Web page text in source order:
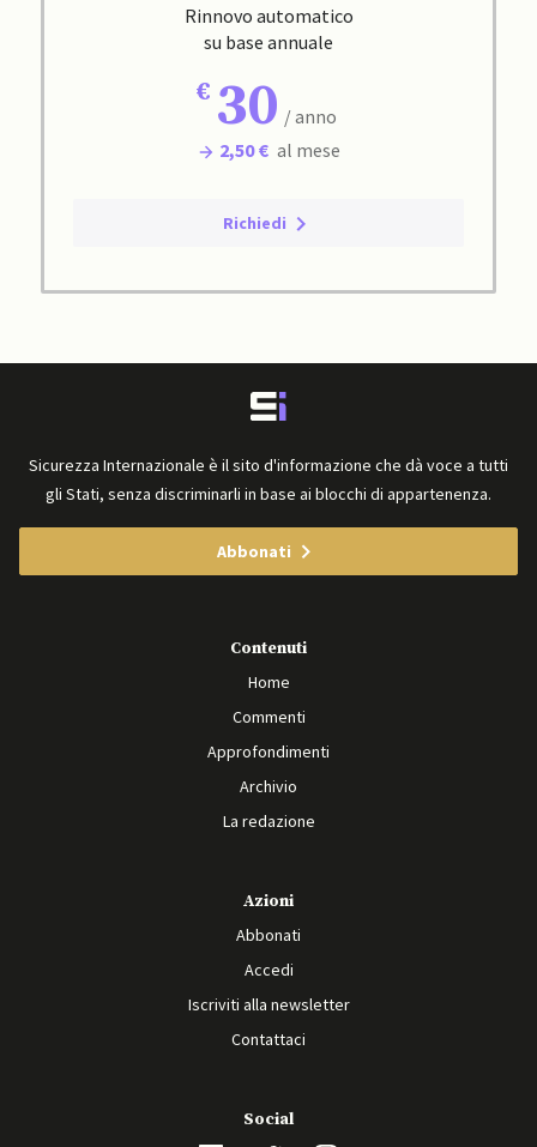
Rinnovo automatico
su base annuale
30 / anno
2,50 € al mese
Richiedi
Sicurezza Internazionale è il sito d'informazione che dà voce a tutti
gli Stati, senza discriminarli in base ai blocchi di appartenenza.
Abbonati
Contenuti
Home
Commenti
Approfondimenti
Archivio
La redazione
Azioni
Abbonati
Accedi
Iscriviti alla newsletter
Contattaci
Social